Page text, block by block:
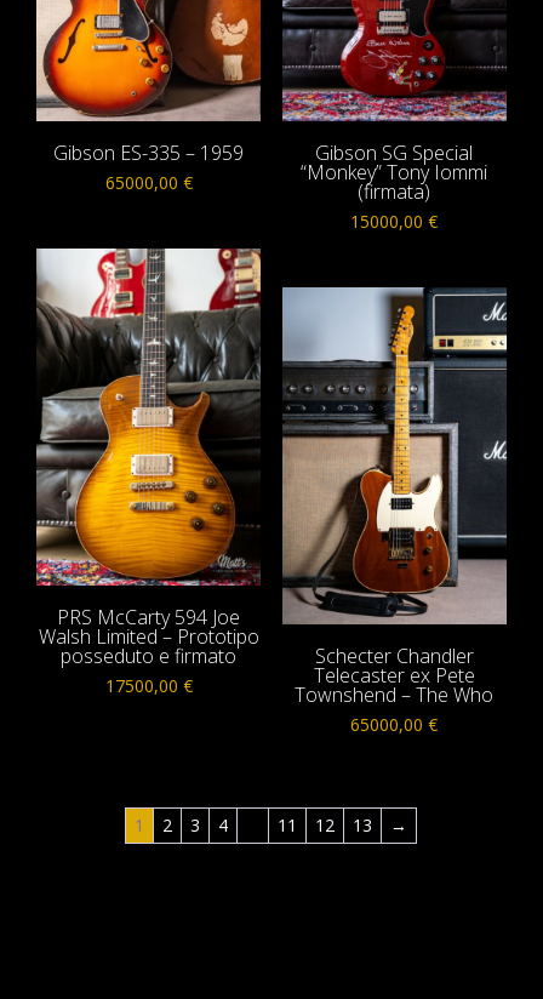
Gibson ES-335 – 1959
65000,00 €
Gibson SG Special
“Monkey” Tony Iommi
(firmata)
15000,00€
PRS McCarty 594 Joe
Walsh Limited – Prototipo
posseduto e firmato
17500,00 €
Schecter Chandler
Telecaster ex Pete
Townshend – The Who
65000,00€
1 2 3 4 11 12 13 →